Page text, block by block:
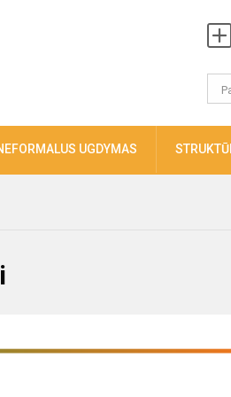
UGDYMAS